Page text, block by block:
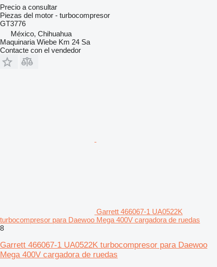
Precio a consultar
Piezas del motor - turbocompresor
GT3776
México, Chihuahua
Maquinaria Wiebe Km 24 Sa
Contacte con el vendedor
Garrett 466067-1 UA0522K
turbocompresor para Daewoo Mega 400V cargadora de ruedas
8
Garrett 466067-1 UA0522K turbocompresor para Daewoo
Mega 400V cargadora de ruedas